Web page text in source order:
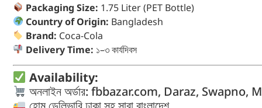
Packaging Size: 1.75 Liter (PET Bottle)
Country of Origin: Bangladesh
Brand: Coca-Cola
Delivery Time: ১–৩ কার্যদিবস
Availability:
অনলাইন অর্ডার: fbbazar.com, Daraz, Swapno,